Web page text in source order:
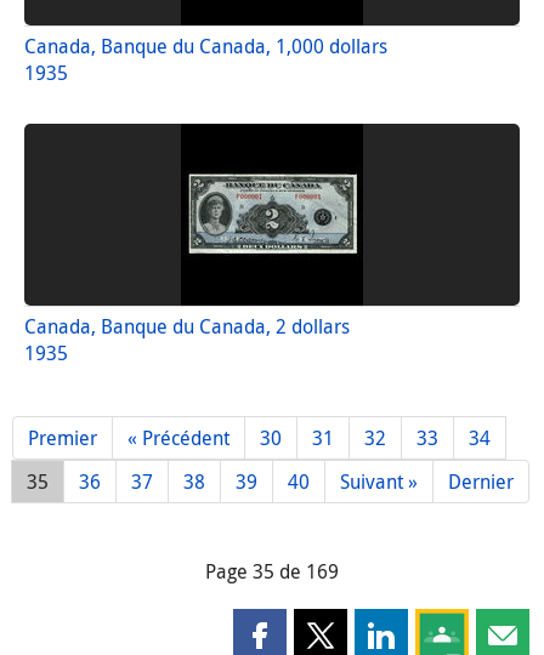
Canada, Banque du Canada, 1,000 dollars
1935
Canada, Banque du Canada, 2 dollars
1935
Premier « Précédent 30 31 32 33
34
35
36 37 38 39 40 Suivant » Dernier
Page 35 de 169
Partager cette page sur
Partager cette page sur X
Partager cette
Partagez